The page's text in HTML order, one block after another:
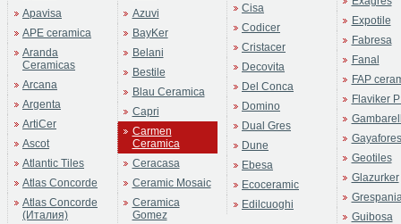
Apavisa
APE ceramica
Aranda
Ceramicas
Arcana
Argenta
ArtiCer
Ascot
Atlantic Tiles
Atlas Concorde
Atlas Concorde
(Италия)
Azuvi
BayKer
Belani
Bestile
Blau Ceramica
Capri
Carmen
Ceramica
Ceracasa
Ceramic Mosaic
Ceramica
Gomez
Cisa
Codicer
Cristacer
Decovita
Del Conca
Domino
Dual Gres
Dune
Ebesa
Ecoceramic
Edilcuoghi
Expotile
Fabresa
Fanal
FAP
Flaviker
Gayafores
Geotiles
Glazurker
Guibosa